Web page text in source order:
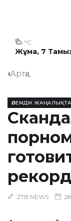
Жұма, 7
°C
Артқа
ӘЛЕМДІК
ZTB NEWS